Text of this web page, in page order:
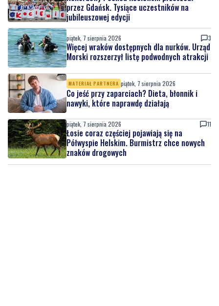
przez Gdańsk. Tysiące uczestników na
jubileuszowej edycji
piątek, 7 sierpnia 2026 3
Więcej wraków dostępnych dla nurków. Urząd
Morski rozszerzył listę podwodnych atrakcji
MATERIAŁ PARTNERA piątek, 7 sierpnia 2026
Co jeść przy zaparciach? Dieta, błonnik i
nawyki, które naprawdę działają
piątek, 7 sierpnia 2026 11
Łosie coraz częściej pojawiają się na
Półwyspie Helskim. Burmistrz chce nowych
znaków drogowych